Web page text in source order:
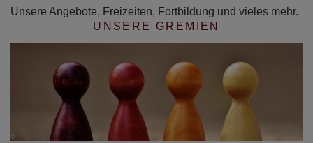
Unsere Angebote, Freizeiten, Fortbildung und vieles mehr.
UNSERE GREMIEN